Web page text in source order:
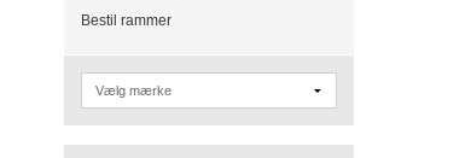
Bestil rammer